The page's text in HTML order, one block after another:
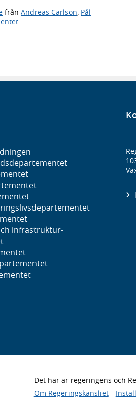
från Andreas Carlson, Pål
infrastruktur­
Det här är regeringens och
Om Regeringskansliet